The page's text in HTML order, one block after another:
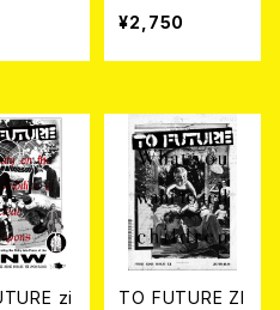
ーズ・ハードコア
30年史 (書籍)
¥2,750
zi
TO FUTURE ZI